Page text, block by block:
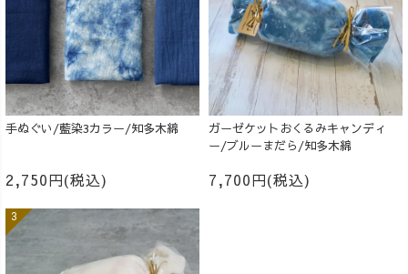
手ぬぐい/藍染3カラー/知多木綿
2,750円(税込)
ガーゼケットおくるみキャンディ
ー/ブルーまだら/知多木綿
7,700円(税込)